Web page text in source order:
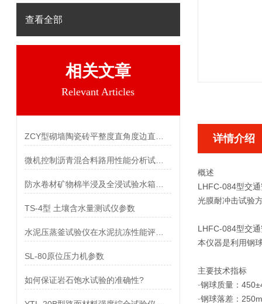
查看全部
相关文章
Relevant Articles
TS-4型 土壤含水量测试仪参数
SL-80原位压力机参数
如何保证岩石饱水试验的准确性?
详情介绍
概述
LHFC-084型交
光膜耐冲击试验
LHFC-084型交
本仪器是利用钢
主要技术指标
·钢球质量：
·钢球落差：